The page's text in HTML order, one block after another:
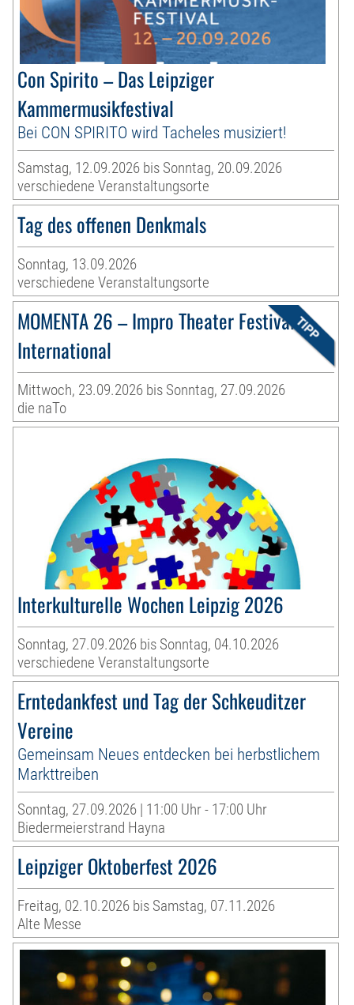
Con Spirito – Das Leipziger
Kammermusikfestival
Bei CON SPIRITO wird Tacheles musiziert!
Samstag, 12.09.2026 bis Sonntag, 20.09.2026
verschiedene Veranstaltungsorte
Tag des offenen Denkmals
Sonntag, 13.09.2026
verschiedene Veranstaltungsorte
MOMENTA 26 – Impro Theater Festival
International
Mittwoch, 23.09.2026 bis Sonntag, 27.09.2026
die naTo
Interkulturelle Wochen Leipzig 2026
Sonntag, 27.09.2026 bis Sonntag, 04.10.2026
verschiedene Veranstaltungsorte
Erntedankfest und Tag der Schkeuditzer
Vereine
Gemeinsam Neues entdecken bei herbstlichem
Markttreiben
Sonntag, 27.09.2026 | 11:00 Uhr - 17:00 Uhr
Biedermeierstrand Hayna
Leipziger Oktoberfest 2026
Freitag, 02.10.2026 bis Samstag, 07.11.2026
Alte Messe